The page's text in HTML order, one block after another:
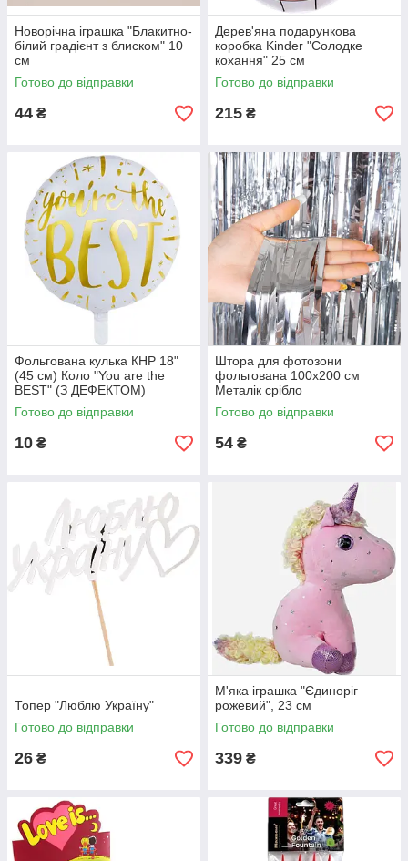
Новорічна іграшка "Блакитно-
білий градієнт з блиском" 10
см
Готово до відправки
44 ₴
Дерев'яна подарункова
коробка Kinder "Солодке
кохання" 25 см
Готово до відправки
215 ₴
Фольгована кулька КНР 18"
(45 см) Коло "You are the
BEST" (З ДЕФЕКТОМ)
Готово до відправки
10 ₴
Штора для фотозони
фольгована 100х200 см
Металік срібло
Готово до відправки
54 ₴
Топер "Люблю Україну"
Готово до відправки
26 ₴
М'яка іграшка "Єдиноріг
рожевий", 23 см
Готово до відправки
339 ₴